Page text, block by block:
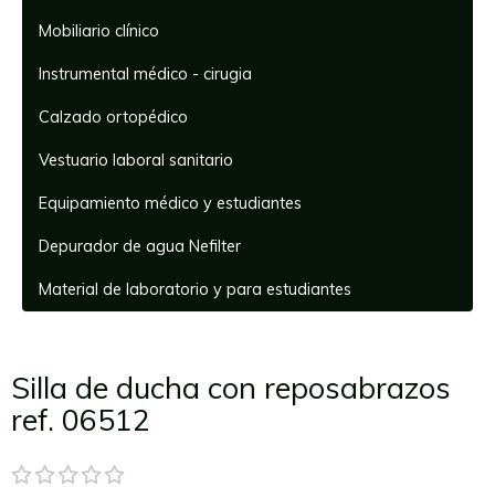
Mobiliario clínico
Instrumental médico - cirugia
Calzado ortopédico
Vestuario laboral sanitario
Equipamiento médico y estudiantes
Depurador de agua Nefilter
Material de laboratorio y para estudiantes
Silla de ducha con reposabrazos
ref. 06512